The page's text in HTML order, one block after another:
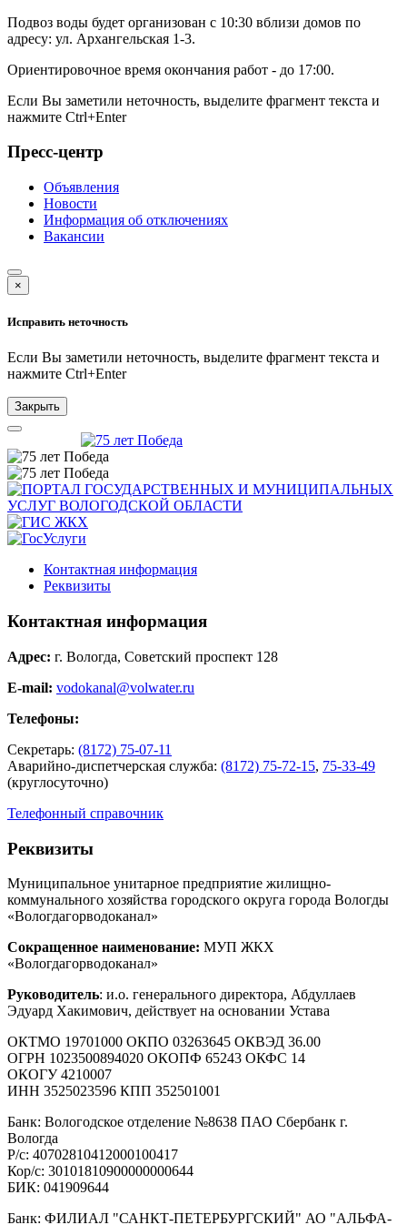
Подвоз воды будет организован с 10:30 вблизи домов по
адресу: ул. Архангельская 1-3.
Ориентировочное время окончания работ - до 17:00.
Если Вы заметили неточность, выделите фрагмент текста и
нажмите Ctrl+Enter
Пресс-центр
Объявления
Новости
Информация об отключениях
Вакансии
×
Исправить неточность
Если Вы заметили неточность, выделите фрагмент текста и
нажмите Ctrl+Enter
Закрыть
Контактная информация
Реквизиты
Контактная информация
Адрес: г. Вологда, Советский проспект 128
E-mail: vodokanal@volwater.ru
Телефоны:
Секретарь: (8172) 75-07-11
Аварийно-диспетчерская служба: (8172) 75-72-15, 75-33-49
(круглосуточно)
Телефонный справочник
Реквизиты
Муниципальное унитарное предприятие жилищно-
коммунального хозяйства городского округа города Вологды
«Вологдагорводоканал»
Сокращенное наименование: МУП ЖКХ
«Вологдагорводоканал»
Руководитель: и.о. генерального директора, Абдуллаев
Эдуард Хакимович, действует на основании Устава
ОКТМО 19701000 ОКПО 03263645 ОКВЭД 36.00
ОГРН 1023500894020 ОКОПФ 65243 ОКФС 14
ОКОГУ 4210007
ИНН 3525023596 КПП 352501001
Банк: Вологодское отделение №8638 ПАО Сбербанк г.
Вологда
Р/с: 40702810412000100417
Кор/с: 30101810900000000644
БИК: 041909644
Банк: ФИЛИАЛ "САНКТ-ПЕТЕРБУРГСКИЙ" АО "АЛЬФА-